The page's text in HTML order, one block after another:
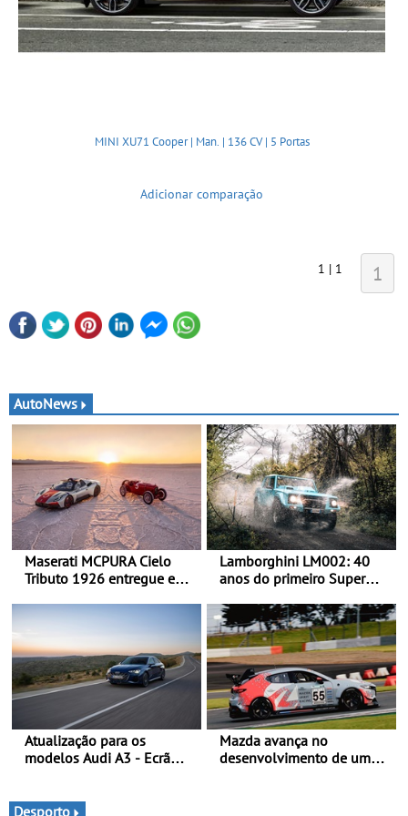
MINI XU71 Cooper | Man. | 136 CV | 5 Portas
Adicionar comparação
1 | 1 1
AutoNews
Maserati MCPURA Cielo
Tributo 1926 entregue em
Miglia 2026
Lamborghini LM002: 40
anos do primeiro Super
a Lamborghini desvendou
o extraordinário todo-o-
terreno com motor V12 que
abriu caminho para a
família Urus
Atualização para os
modelos Audi A3 - Ecrã
estacion. assistido e
Mazda avança no
desenvolvimento de um
Desporto